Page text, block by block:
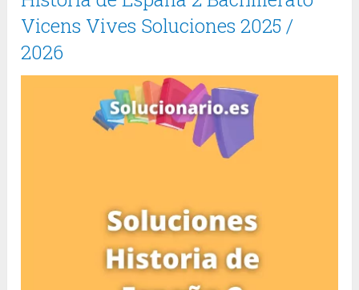
Vicens Vives Soluciones 2025 /
2026